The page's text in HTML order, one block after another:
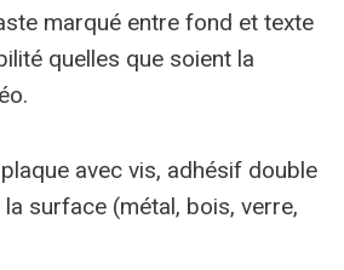
marqué entre fond et texte
quelles que soient la
avec vis, adhésif double
surface (métal, bois, verre,